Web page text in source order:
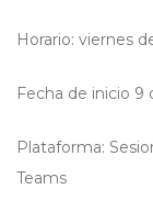
Horario: viernes
Fecha de inicio 9
Plataforma:
Teams